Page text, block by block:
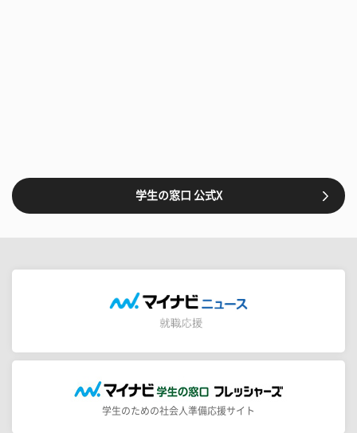
学生の窓口 公式X
学生のための社会人準備応援サイト